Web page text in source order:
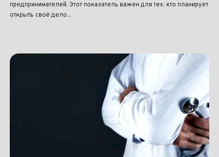
предпринимателей. Этот показатель важен для тех, кто планирует
открыть своё дело...